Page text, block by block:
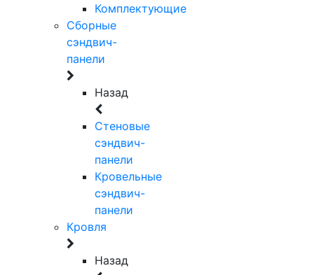
Комплектующие
Сборные
сэндвич-
панели
Назад
Стеновые
сэндвич-
панели
Кровельные
сэндвич-
панели
Кровля
Назад